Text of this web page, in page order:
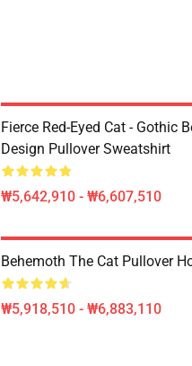
Fierce Red-Eyed Cat - Gothic
Design Pullover Sweatshirt
₩5,642,910 - ₩6,607,510
Behemoth The Cat Pullover
₩5,918,510 - ₩6,883,110